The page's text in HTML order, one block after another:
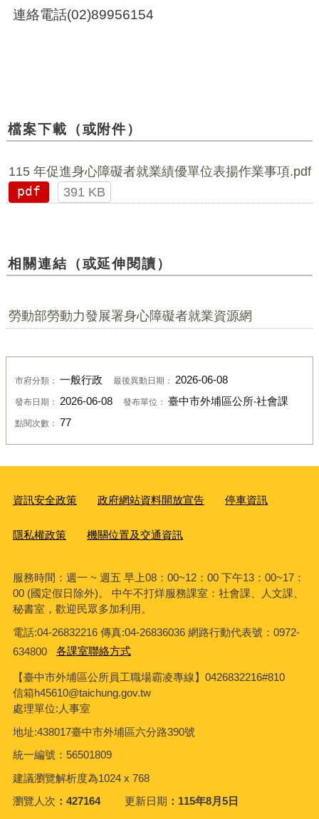
連絡電話(02)89956154
檔案下載（或附件）
115 年促進身心障礙者就業績優單位表揚作業事項.pdf
pdf
391 KB
相關連結（或延伸閱讀）
勞動部勞動力發展署身心障礙者就業資源網
市府分類： 一般行政 最後異動日期： 2026-06-08
發布日期： 2026-06-08 發布單位： 臺中市外埔區公所‧社會課
點閱次數： 77
資訊安全政策 政府網站資料開放宣告 停車資訊
隱私權政策 機關位置及交通資訊
服務時間：週一 ~ 週五 早上08：00~12：00 下午13：00~17：
00 (國定假日除外)。 中午不打烊服務課室：社會課、人文課、
秘書室，歡迎民眾多加利用。
電話:04-26832216 傳真:04-26836036 網路行動代表號：0972-
634800
各課室聯絡方式
【臺中市外埔區公所員工職場霸凌專線】0426832216#810
信箱h45610@taichung.gov.tw
處理單位:人事室
地址:438017臺中市外埔區六分路390號
統一編號：56501809
建議瀏覽解析度為1024 x 768
瀏覽人次
427164 更新日期 115年8月5日